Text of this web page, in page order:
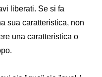
liberati. Se si fa
sua caratteristica, non
una caratteristica o